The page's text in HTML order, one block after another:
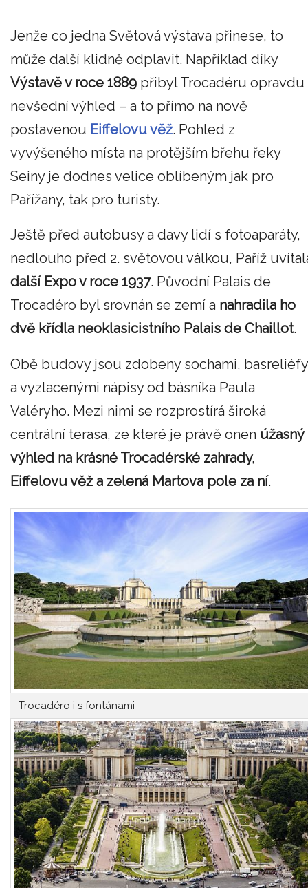
Jenže co jedna Světová výstava přinese, to
může další klidně odplavit. Například díky
Výstavě v roce 1889 přibyl Trocadéru opravdu
nevšední výhled – a to přímo na nově
postavenou Eiffelovu věž. Pohled z
vyvýšeného místa na protějším břehu řeky
Seiny je dodnes velice oblíbeným jak pro
Pařížany, tak pro turisty.
Ještě před autobusy a davy lidí s fotoaparáty,
nedlouho před 2. světovou válkou, Paříž
další Expo v roce 1937. Původní Palais de
Trocadéro byl srovnán se zemí a nahradila ho
dvě křídla neoklasicistního Palais de Chaillot.
Obě budovy jsou zdobeny sochami, basreliéfy
a vyzlacenými nápisy od básníka Paula
Valéryho. Mezi nimi se rozprostírá široká
centrální terasa, ze které je právě onen úžasný
výhled na krásné Trocadérské zahrady,
Eiffelovu věž a zelená Martova pole za ní.
Trocadéro i s fontánami